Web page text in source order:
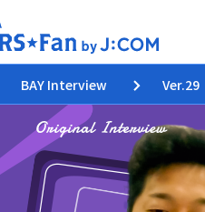
BAY Interview Ver.29